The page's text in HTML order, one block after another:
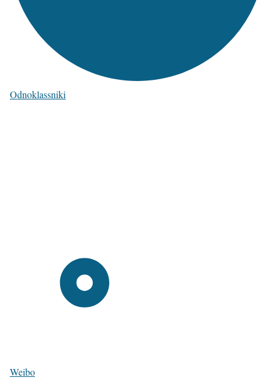
Odnoklassniki
Weibo